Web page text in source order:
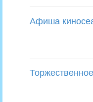
Афиша